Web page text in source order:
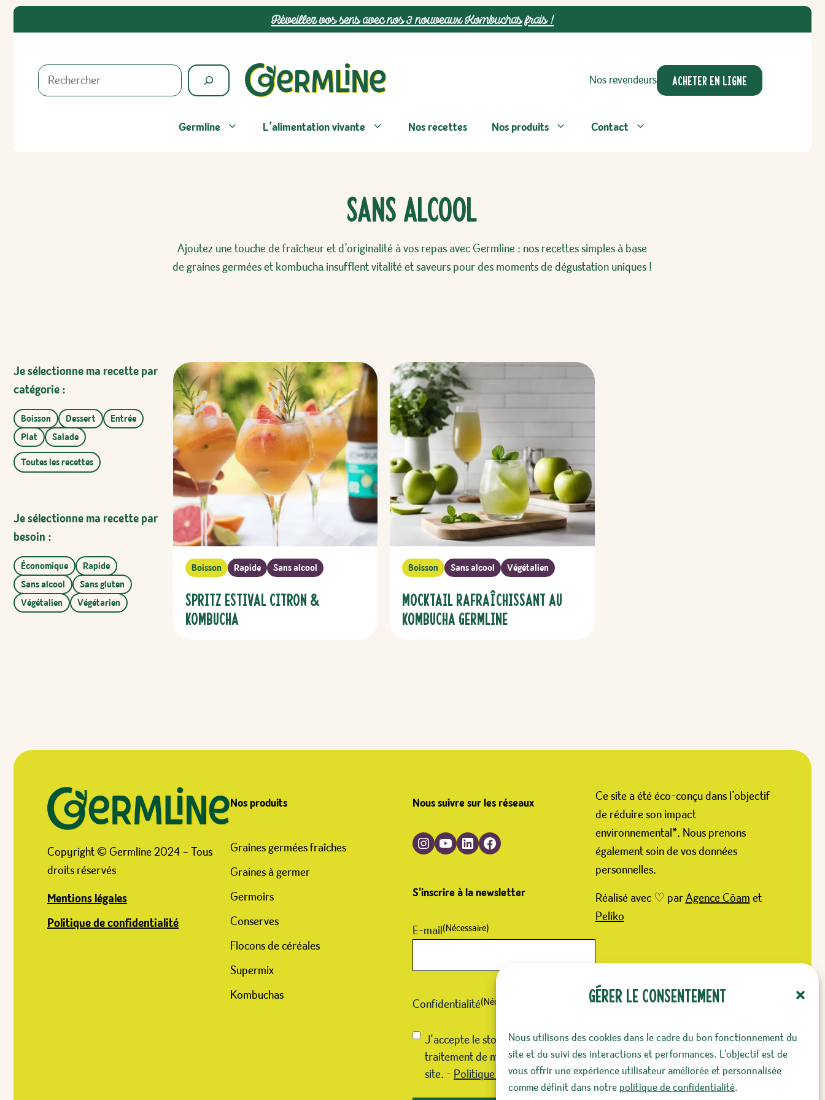
Gérer le consentement
Nous utilisons des cookies dans le cadre du bon fonctionnement du
site et du suivi des interactions et performances. L'objectif est de
vous offrir une expérience utilisateur améliorée et personnalisée
comme définit dans notre politique de confidentialité.
Aller
Réveillez vos sens avec nos 3 nouveaux Kombuchas frais !
Rechercher
Nos revendeurs ACHETER EN LIGNE
Germline L’alimentation vivante Nos recettes Nos produits Contact
Sans alcool
Ajoutez une touche de fraîcheur et d’originalité à vos repas avec Germline : nos recettes simples à base
de graines germées et kombucha insufflent vitalité et saveurs pour des moments de dégustation uniques !
Je sélectionne ma recette par
catégorie :
Boisson Dessert
Entrée
Plat
Salade
Toutes les recettes
Je sélectionne ma recette par
besoin :
Économique
Rapide
Sans alcool
Sans gluten
Végétalien
Végétarien
Boisson Rapide Sans alcool
Spritz Estival Citron &
Kombucha
Boisson Sans alcool Végétalien
Mocktail rafraîchissant au
kombucha Germline
Copyright © Germline 2024 – Tous
droits réservés
Mentions légales
Politique de confidentialité
Nos produits
Graines germées fraîches
Graines à germer
Germoirs
Conserves
Flocons de céréales
Supermix
Kombuchas
Nous suivre sur les réseaux
Suivre Germline sur Instagram
Suivre Germline sur YouTube
Suivre Germline sur LinkedInSuivre Germline sur Facebook
S'inscrire à la newsletter
E-mail (Nécessaire)
Confidentialité(Nécessaire)
J‘accepte le stockage et le
traitement de mes données par ce
site. - Politique de confidentialité *
Ce site a été éco-conçu dans l’objectif
de réduire son impact
environnemental*. Nous prenons
également soin de vos données
personnelles.
Réalisé avec ♡ par Agence Cōam et
Peliko